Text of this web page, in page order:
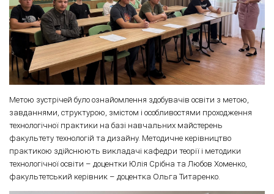
Метою зустрічей було ознайомлення здобувачів освіти з метою,
завданнями, структурою, змістом і особливостями проходження
технологічної практики на базі навчальних майстерень
факультету технологій та дизайну. Методичне керівництво
практикою здійснюють викладачі кафедри теорії і методики
технологічної освіти – доцентки Юлія Срібна та Любов Хоменко,
факультетський керівник – доцентка Ольга Титаренко.